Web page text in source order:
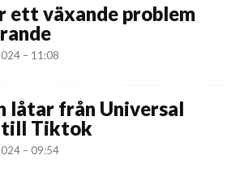
ett växande problem
– 11:08
låtar från Universal
till Tiktok
– 09:54